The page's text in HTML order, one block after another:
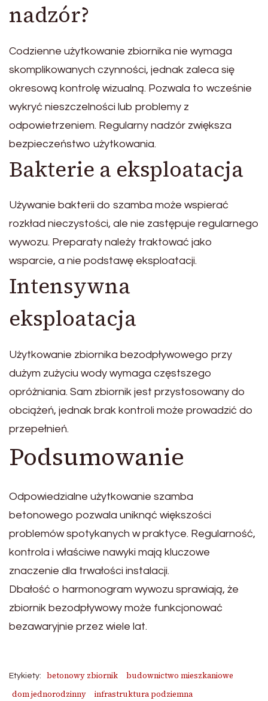
nadzór?
Codzienne użytkowanie zbiornika nie wymaga
skomplikowanych czynności, jednak zaleca się
okresową kontrolę wizualną. Pozwala to wcześnie
wykryć nieszczelności lub problemy z
odpowietrzeniem. Regularny nadzór zwiększa
bezpieczeństwo użytkowania.
Bakterie a eksploatacja
Używanie bakterii do szamba może wspierać
rozkład nieczystości, ale nie zastępuje regularnego
wywozu. Preparaty należy traktować jako
wsparcie, a nie podstawę eksploatacji.
Intensywna
eksploatacja
Użytkowanie zbiornika bezodpływowego przy
dużym zużyciu wody wymaga częstszego
opróżniania. Sam zbiornik jest przystosowany do
obciążeń, jednak brak kontroli może prowadzić do
przepełnień.
Podsumowanie
Odpowiedzialne użytkowanie szamba
betonowego pozwala uniknąć większości
problemów spotykanych w praktyce. Regularność,
kontrola i właściwe nawyki mają kluczowe
znaczenie dla trwałości instalacji.
Dbałość o harmonogram wywozu sprawiają, że
zbiornik bezodpływowy może funkcjonować
bezawaryjnie przez wiele lat.
Etykiety: betonowy zbiornik
budownictwo mieszkaniowe
dom jednorodzinny
infrastruktura podziemna